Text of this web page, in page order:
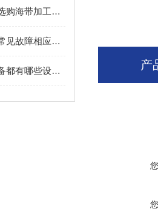
这些关键因素在选购海带加工设备时要多加注意
海带加工设备的常见故障相应解决方法分享
新式海带加工设备都有哪些设备组成？ 产